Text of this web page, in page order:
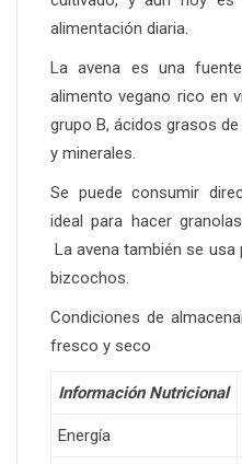
alimentación diaria.
La avena es una
alimento vegano rico en
grupo B, ácidos grasos
y minerales.
Se puede consumir
ideal para hacer
La avena también se usa
bizcochos.
Condiciones de
fresco y seco
Información Nutricional
Energía